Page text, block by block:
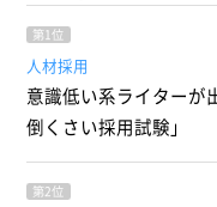
第1位
人材採用
意識低い系ライターが
倒くさい採用試験」
第2位